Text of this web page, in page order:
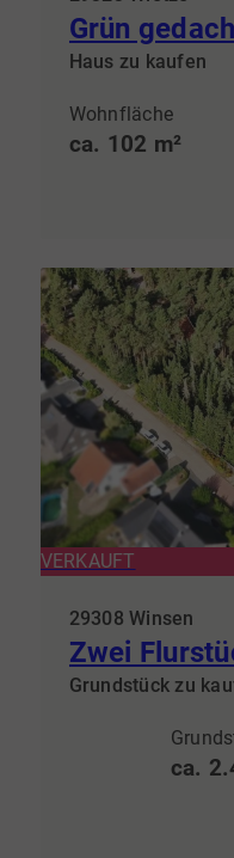
Haus zu kaufen
Wohnfläche
ca. 102 m²
VERKAUFT
29308 Winsen
Grundstück zu
ca.